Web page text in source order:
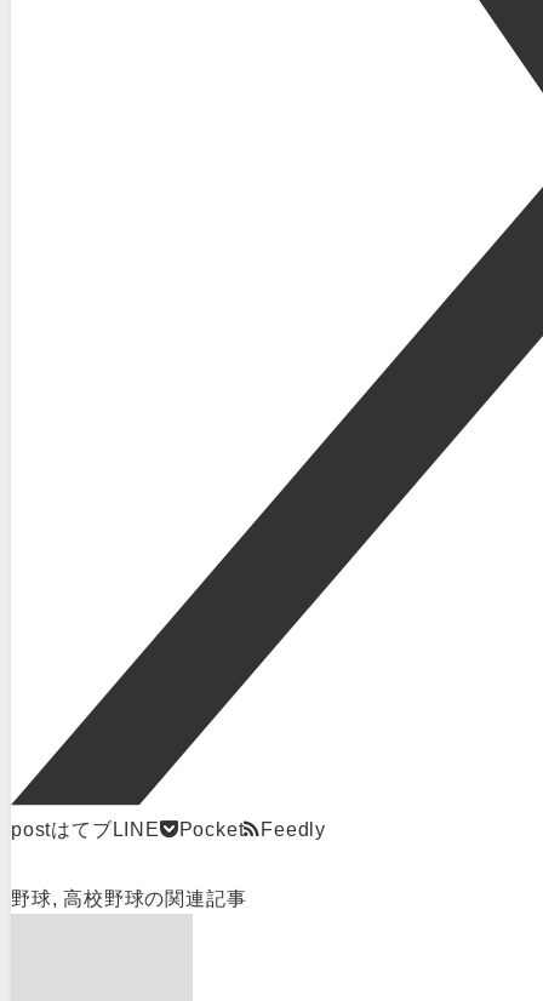
postはてブ LINE Pocket Feedly
野球,高校野球の関連記事